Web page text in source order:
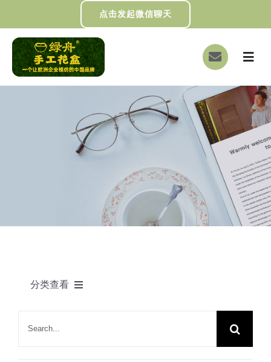
过
点击发起微信聊天
切
导
航
首页
关于我们
DIY制作
分类查看